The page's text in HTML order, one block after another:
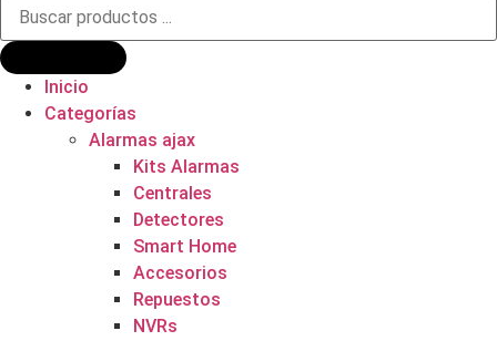
productos
Inicio
Categorías
Alarmas ajax
Kits Alarmas
Centrales
Detectores
Smart Home
Accesorios
Repuestos
NVRs